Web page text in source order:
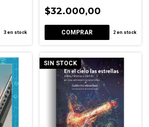
3en stock
$32.000,00
2 en stock
SIN STOCK